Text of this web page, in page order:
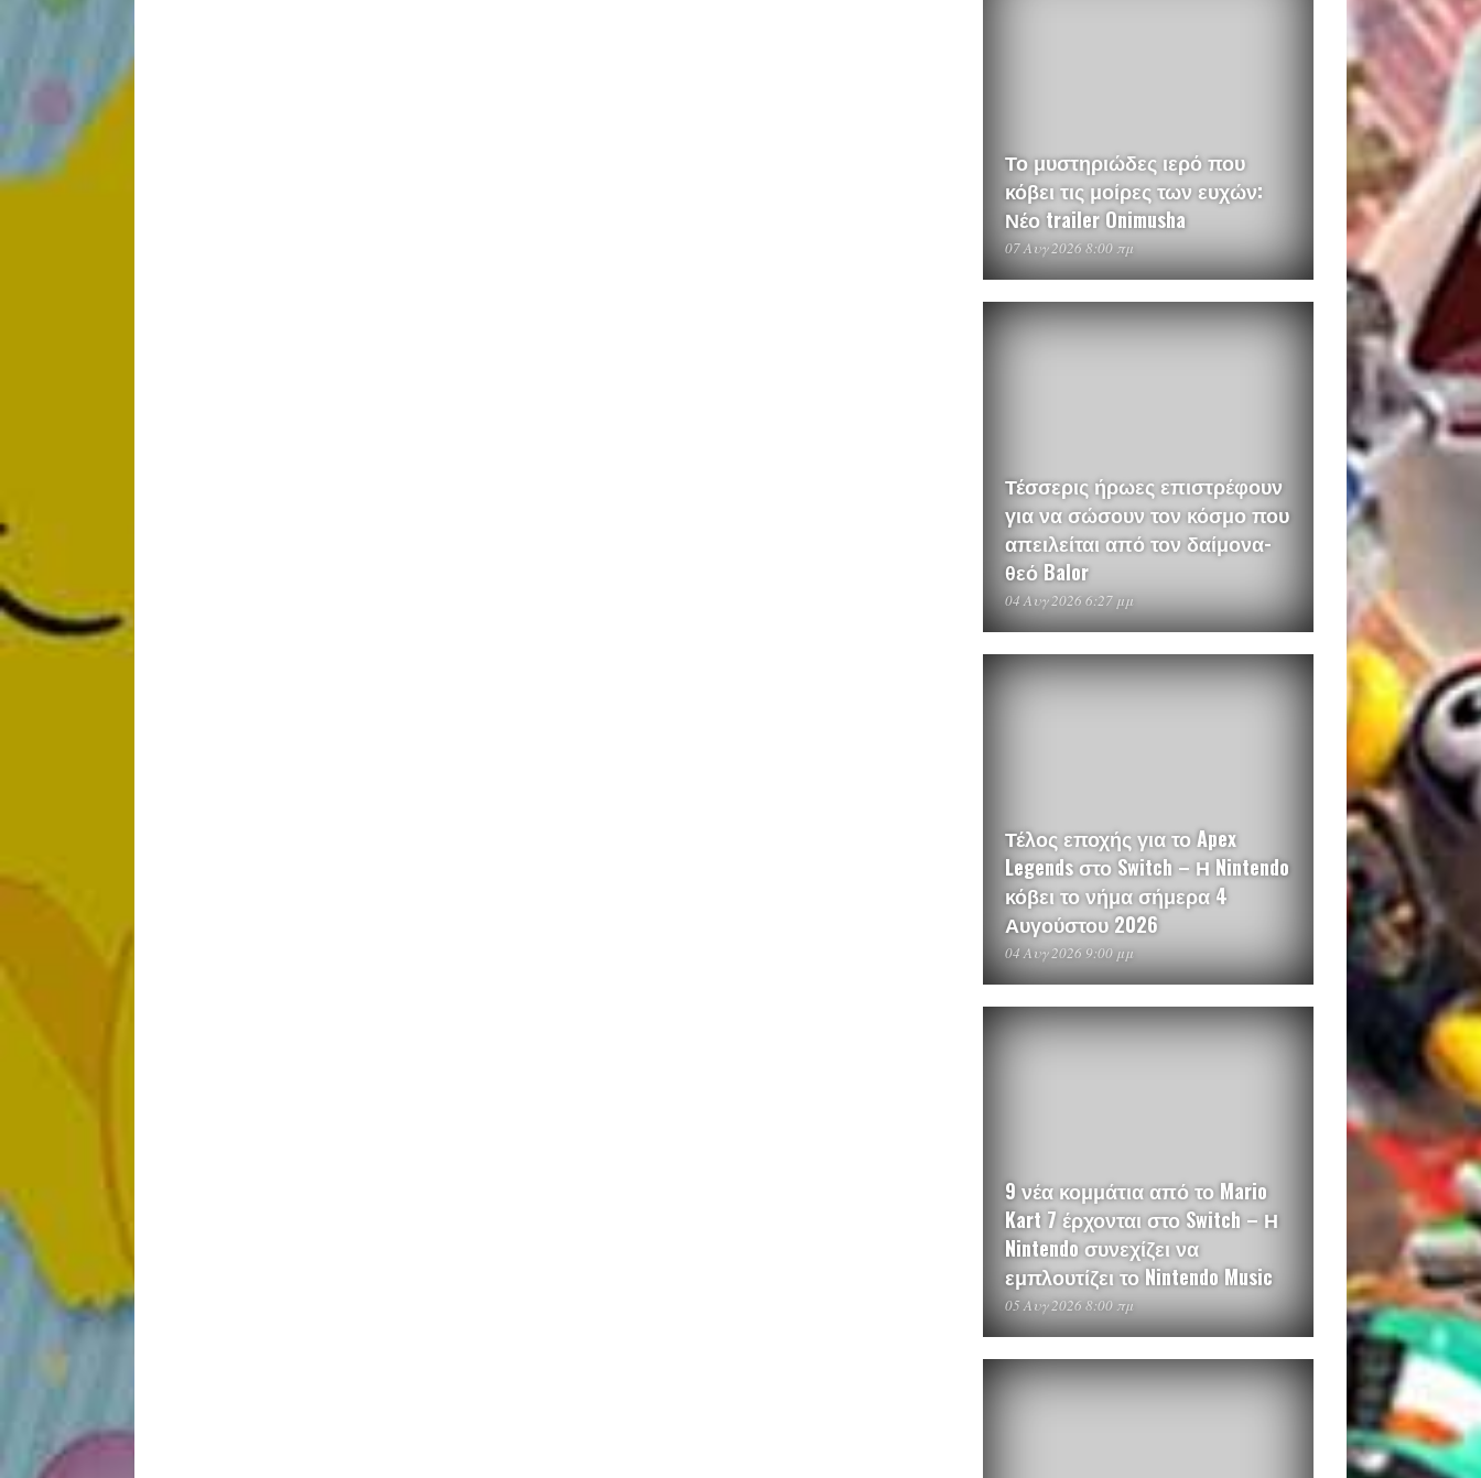
Το μυστηριώδες ιερό που
κόβει τις μοίρες των ευχών:
Νέο trailer Onimusha
07 Αυγ 2026 8:00 πμ
Τέσσερις ήρωες επιστρέφουν
για να σώσουν τον κόσμο που
απειλείται από τον δαίμονα-
θεό Balor
04 Αυγ 2026 6:27 μμ
Τέλος εποχής για το Apex
Legends στο Switch – Η Nintendo
κόβει το νήμα σήμερα 4
Αυγούστου 2026
04 Αυγ 2026 9:00 μμ
9 νέα κομμάτια από το Mario
Kart 7 έρχονται στο Switch – Η
Nintendo συνεχίζει να
εμπλουτίζει το Nintendo Music
05 Αυγ 2026 8:00 πμ